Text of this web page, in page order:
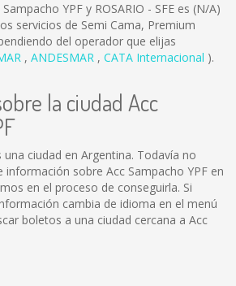
YPF y ROSARIO - SFE es (N/A)
servicios de Semi Cama, Premium
del operador que elijas
, ANDESMAR , CATA Internacional ).
la ciudad Acc
una ciudad en Argentina. Todavía no
sobre Acc Sampacho YPF en
en el proceso de conseguirla. Si
cambia de idioma en el menú
boletos a una ciudad cercana a Acc